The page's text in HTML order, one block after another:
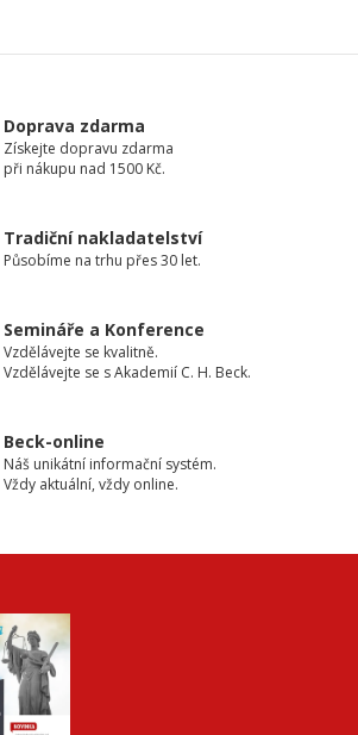
Doprava zdarma
Získejte dopravu zdarma
při nákupu nad 1500 Kč.
Tradiční nakladatelství
Působíme na trhu přes 30 let.
Semináře a Konference
Vzdělávejte se kvalitně.
Vzdělávejte se s Akademií C. H. Beck.
Beck-online
Náš unikátní informační systém.
Vždy aktuální, vždy online.